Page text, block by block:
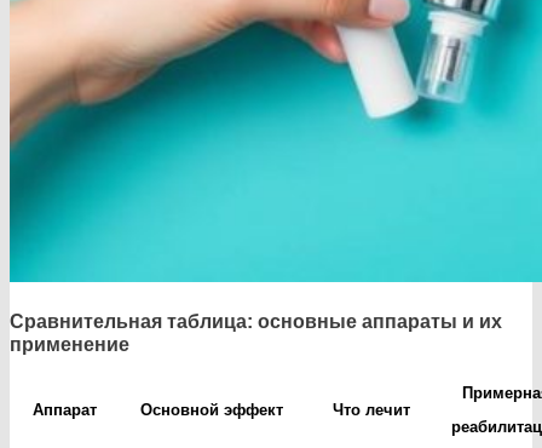
Сравнительная таблица: основные аппараты и их
применение
Аппарат Основной эффект Что лечит